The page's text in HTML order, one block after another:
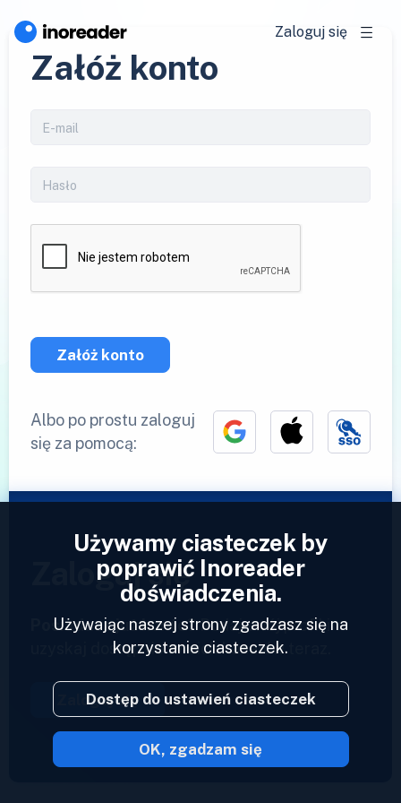
Zaloguj się
Załóż konto
Załóż konto
Albo po prostu zaloguj
się za pomocą:
Zaloguj się
Posiadasz już konto?Podaj swój profil i
uzyskaj dostęp do swoich kanałów teraz.
Zaloguj się
2023 © Inoreader
Używamy ciasteczek by
poprawić Inoreader
doświadczenia.
Używając naszej strony zgadzasz się na
korzystanie ciasteczek.
Dostęp do ustawień ciasteczek
OK, zgadzam się